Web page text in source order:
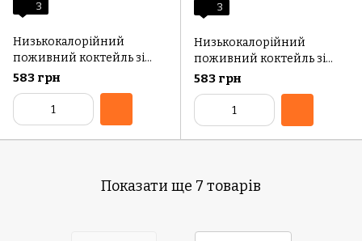
3
Низькокалорійний
поживний коктейль зі
смаком полуниці, CHOICE
Pro Healthy Mix Protein
Control Yummy Strawberry,
145 г / 5 порцій
583 грн
3
Низькокалорійний
поживний коктейль зі
смаком тірамісу, CHOICE
Pro Healthy Mix Protein
Slim Yummy Tiramisu, 145 г /
5 порцій
583 грн
Показати ще 7 товарів